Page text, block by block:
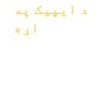
د ایپیک په
اړه